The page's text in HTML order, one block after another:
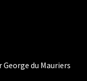
du Mauriers